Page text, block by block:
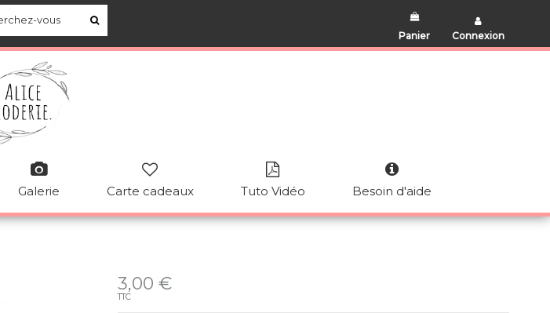
Connexion
Panier
Galerie Carte cadeaux Tuto Vidéo Besoin d'aide
3,00 €
TTC